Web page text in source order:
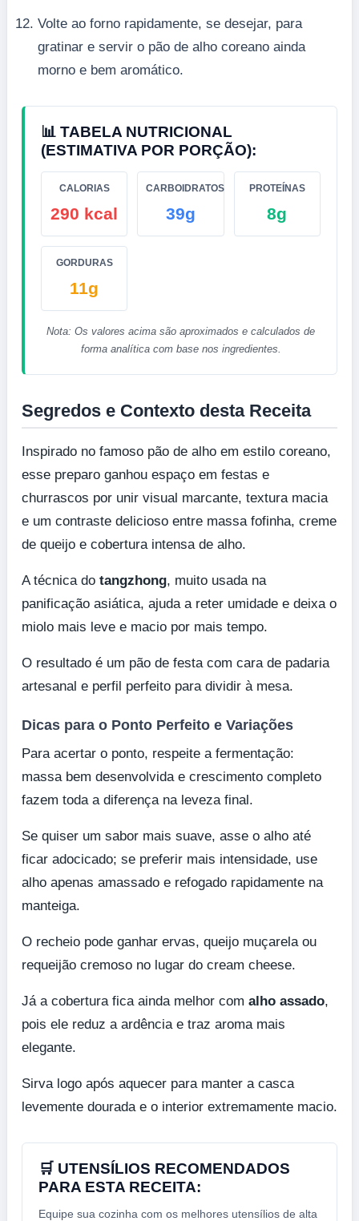
Volte ao forno rapidamente, se desejar, para
gratinar e servir o pão de alho coreano ainda
morno e bem aromático.
📊 TABELA NUTRICIONAL
(ESTIMATIVA POR PORÇÃO):
CALORIAS
290 kcal
CARBOIDRATOS
39g
PROTEÍNAS
8g
GORDURAS
11g
Nota: Os valores acima são aproximados e calculados de
forma analítica com base nos ingredientes.
Segredos e Contexto desta Receita
Inspirado no famoso pão de alho em estilo coreano,
esse preparo ganhou espaço em festas e
churrascos por unir visual marcante, textura macia
e um contraste delicioso entre massa fofinha, creme
de queijo e cobertura intensa de alho.
A técnica do tangzhong, muito usada na
panificação asiática, ajuda a reter umidade e deixa o
miolo mais leve e macio por mais tempo.
O resultado é um pão de festa com cara de padaria
artesanal e perfil perfeito para dividir à mesa.
Dicas para o Ponto Perfeito e Variações
Para acertar o ponto, respeite a fermentação:
massa bem desenvolvida e crescimento completo
fazem toda a diferença na leveza final.
Se quiser um sabor mais suave, asse o alho até
ficar adocicado; se preferir mais intensidade, use
alho apenas amassado e refogado rapidamente na
manteiga.
O recheio pode ganhar ervas, queijo muçarela ou
requeijão cremoso no lugar do cream cheese.
Já a cobertura fica ainda melhor com alho assado,
pois ele reduz a ardência e traz aroma mais
elegante.
Sirva logo após aquecer para manter a casca
levemente dourada e o interior extremamente macio.
🛒 UTENSÍLIOS RECOMENDADOS
PARA ESTA RECEITA:
Equipe sua cozinha com os melhores utensílios de alta